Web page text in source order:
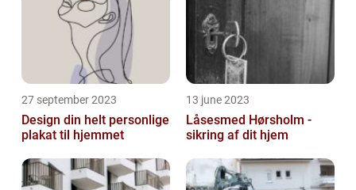
27 september 2023
Design din helt personlige
plakat til hjemmet
13 june 2023
Låsesmed Hørsholm -
sikring af dit hjem